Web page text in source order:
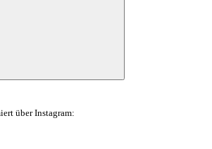
Suchen
über Instagram: